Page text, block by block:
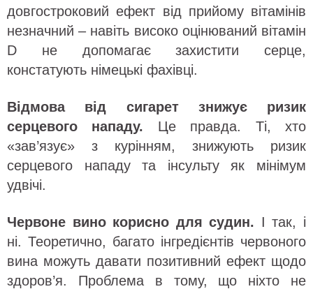
довгостроковий ефект від прийому вітамінів
незначний – навіть високо оцінюваний вітамін
D не допомагає захистити серце,
констатують німецькі фахівці.
Відмова від сигарет знижує ризик
серцевого нападу. Це правда. Ті, хто
«зав’язує» з курінням, знижують ризик
серцевого нападу та інсульту як мінімум
удвічі.
Червоне вино корисно для судин. І так, і
ні. Теоретично, багато інгредієнтів червоного
вина можуть давати позитивний ефект щодо
здоров’я. Проблема в тому, що ніхто не